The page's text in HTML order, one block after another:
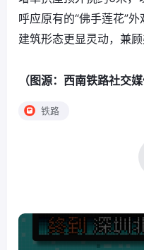
呼应原有的“佛手莲花”
建筑形态更显灵动，兼顾
（图源：西南铁路社交媒
铁路